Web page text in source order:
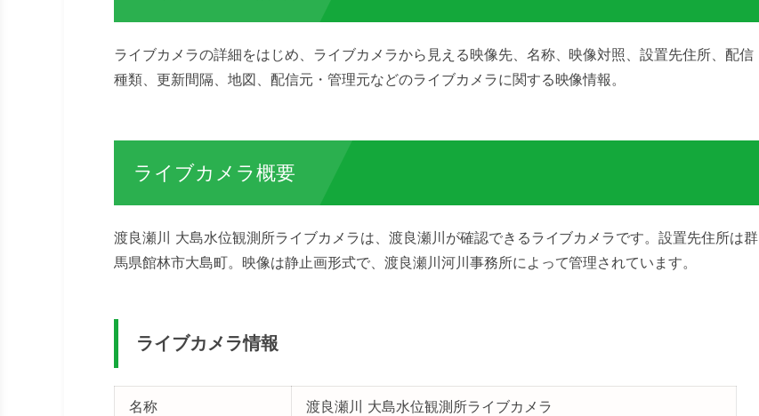
ライブカメラの詳細をはじめ、ライブカメラから見える映像先、名称、映像対照、設置先住所、配信
種類、更新間隔、地図、配信元・管理元などのライブカメラに関する映像情報。
ライブカメラ概要
渡良瀬川 大島水位観測所ライブカメラは、渡良瀬川が確認できるライブカメラです。設置先住所は群
馬県館林市大島町。映像は静止画形式で、渡良瀬川河川事務所によって管理されています。
ライブカメラ情報
名称 渡良瀬川 大島水位観測所ライブカメラ